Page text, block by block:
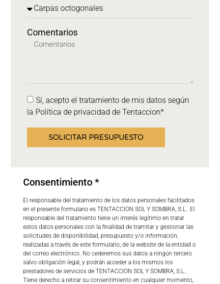
Comentarios
Sí, acepto el tratamiento de mis datos según
la Política de privacidad de Tentaccion*
SOLICITAR PRESUPUESTO
Consentimiento *
El responsable del tratamiento de los datos personales facilitados
en el presente formulario es TENTACCION SOL Y SOMBRA, S.L.. El
responsable del tratamiento tiene un interés legítimo en tratar
estos datos personales con la finalidad de tramitar y gestionar las
solicitudes de disponibilidad, presupuesto y/o información,
realizadas a través de este formulario, de la website de la entidad o
del correo electrónico. No cederemos sus datos a ningún tercero
salvo obligación legal, y podrán acceder a los mismos los
prestadores de servicios de TENTACCION SOL Y SOMBRA, S.L..
Tiene derecho a retirar su consentimiento en cualquier momento,